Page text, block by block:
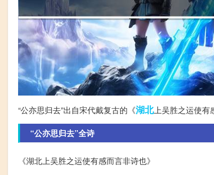
“公亦思归去”出自宋代戴复古的《湖北上吴胜之运使有
“公亦思归去”全诗
《湖北上吴胜之运使有感而言非诗也》